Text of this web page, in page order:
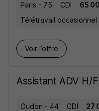
Paris - 75 CDI
65
Télétravail occasionnel
Voir l’offre
Assistant ADV H/F
Oudon - 44 CDI
27